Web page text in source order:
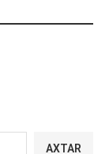
AXTAR